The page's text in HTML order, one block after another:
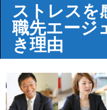
ストレスを
職先エージ
き理由